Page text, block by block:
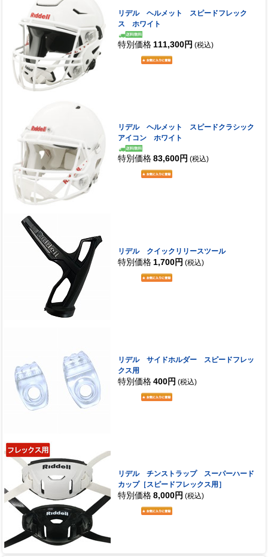
リデル ヘルメット スピードフレック
ス ホワイト
特別価格 111,300円 (税込)
リデル ヘルメット スピードクラシック
アイコン ホワイト
特別価格 83,600円 (税込)
リデル クイックリリースツール
特別価格 1,700円 (税込)
リデル サイドホルダー スピードフレッ
クス用
特別価格 400円 (税込)
リデル チンストラップ スーパーハード
カップ［スピードフレックス用］
特別価格 8,000円 (税込)